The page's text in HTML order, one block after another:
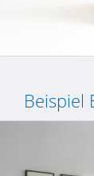
Beispiel